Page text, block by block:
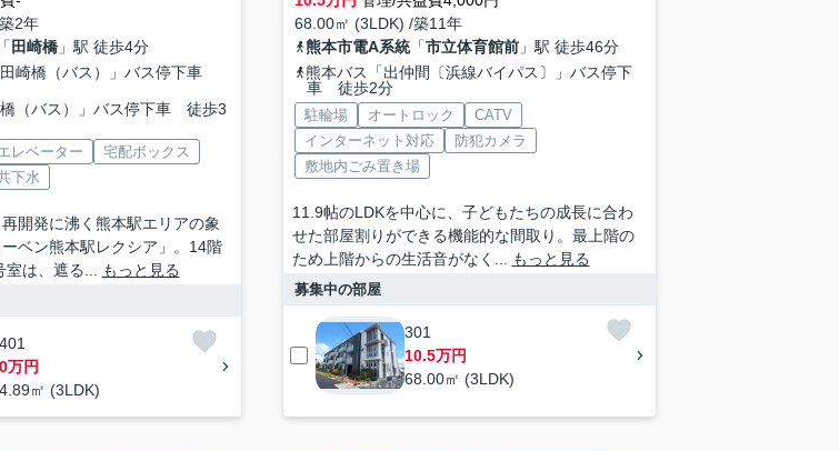
2年
田崎橋」駅 徒歩4分
崎橋（バス）」バス停下車
（バス）」バス停下車 徒歩3
レベーター
宅配ボックス
下水
開発に沸く熊本駅エリアの象
ベン熊本駅レクシア」。14階
は、遮る...
もっと見る
万円
㎡ (3LDK)
68.00㎡ (3LDK) /築11年
熊本市電A系統「市立体育館前」駅 徒歩46分
熊本バス「出仲間〔浜線バイパス〕」バス停下
車 徒歩2分
駐輪場 オートロック
CATV
インターネット対応
防犯カメラ
敷地内ごみ置き場
11.9帖のLDKを中心に、子どもたちの成長に合わ
せた部屋割りができる機能的な間取り。最上階の
ため上階からの生活音がなく...
もっと見る
募集中の部屋
301
10.5万円
68.00㎡ (3LDK)